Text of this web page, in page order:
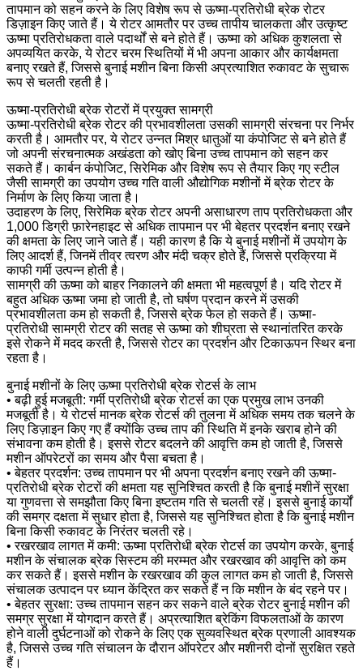
तापमान को सहन करने के लिए विशेष रूप से ऊष्मा-प्रतिरोधी ब्रेक रोटर
डिज़ाइन किए जाते हैं। ये रोटर आमतौर पर उच्च तापीय चालकता और उत्कृष्ट
ऊष्मा प्रतिरोधकता वाले पदार्थों से बने होते हैं। ऊष्मा को अधिक कुशलता से
अपव्ययित करके, ये रोटर चरम स्थितियों में भी अपना आकार और कार्यक्षमता
बनाए रखते हैं, जिससे बुनाई मशीन बिना किसी अप्रत्याशित रुकावट के सुचारू
रूप से चलती रहती है।
ऊष्मा-प्रतिरोधी ब्रेक रोटरों में प्रयुक्त सामग्री
ऊष्मा-प्रतिरोधी ब्रेक रोटर की प्रभावशीलता उसकी सामग्री संरचना पर निर्भर
करती है। आमतौर पर, ये रोटर उन्नत मिश्र धातुओं या कंपोजिट से बने होते हैं
जो अपनी संरचनात्मक अखंडता को खोए बिना उच्च तापमान को सहन कर
सकते हैं। कार्बन कंपोजिट, सिरेमिक और विशेष रूप से तैयार किए गए स्टील
जैसी सामग्री का उपयोग उच्च गति वाली औद्योगिक मशीनों में ब्रेक रोटर के
निर्माण के लिए किया जाता है।
उदाहरण के लिए, सिरेमिक ब्रेक रोटर अपनी असाधारण ताप प्रतिरोधकता और
1,000 डिग्री फ़ारेनहाइट से अधिक तापमान पर भी बेहतर प्रदर्शन बनाए रखने
की क्षमता के लिए जाने जाते हैं। यही कारण है कि ये बुनाई मशीनों में उपयोग के
लिए आदर्श हैं, जिनमें तीव्र त्वरण और मंदी चक्र होते हैं, जिससे प्रक्रिया में
काफी गर्मी उत्पन्न होती है।
सामग्री की ऊष्मा को बाहर निकालने की क्षमता भी महत्वपूर्ण है। यदि रोटर में
बहुत अधिक ऊष्मा जमा हो जाती है, तो घर्षण प्रदान करने में उसकी
प्रभावशीलता कम हो सकती है, जिससे ब्रेक फेल हो सकते हैं। ऊष्मा-
प्रतिरोधी सामग्री रोटर की सतह से ऊष्मा को शीघ्रता से स्थानांतरित करके
इसे रोकने में मदद करती है, जिससे रोटर का प्रदर्शन और टिकाऊपन स्थिर बना
रहता है।
बुनाई मशीनों के लिए ऊष्मा प्रतिरोधी ब्रेक रोटर्स के लाभ
• बढ़ी हुई मजबूती: गर्मी प्रतिरोधी ब्रेक रोटर्स का एक प्रमुख लाभ उनकी
मजबूती है। ये रोटर्स मानक ब्रेक रोटर्स की तुलना में अधिक समय तक चलने के
लिए डिज़ाइन किए गए हैं क्योंकि उच्च ताप की स्थिति में इनके खराब होने की
संभावना कम होती है। इससे रोटर बदलने की आवृत्ति कम हो जाती है, जिससे
मशीन ऑपरेटरों का समय और पैसा बचता है।
• बेहतर प्रदर्शन: उच्च तापमान पर भी अपना प्रदर्शन बनाए रखने की ऊष्मा-
प्रतिरोधी ब्रेक रोटरों की क्षमता यह सुनिश्चित करती है कि बुनाई मशीनें सुरक्षा
या गुणवत्ता से समझौता किए बिना इष्टतम गति से चलती रहें। इससे बुनाई कार्यों
की समग्र दक्षता में सुधार होता है, जिससे यह सुनिश्चित होता है कि बुनाई मशीन
बिना किसी रुकावट के निरंतर चलती रहे।
• रखरखाव लागत में कमी: ऊष्मा प्रतिरोधी ब्रेक रोटर्स का उपयोग करके, बुनाई
मशीन के संचालक ब्रेक सिस्टम की मरम्मत और रखरखाव की आवृत्ति को कम
कर सकते हैं। इससे मशीन के रखरखाव की कुल लागत कम हो जाती है, जिससे
संचालक उत्पादन पर ध्यान केंद्रित कर सकते हैं न कि मशीन के बंद रहने पर।
• बेहतर सुरक्षा: उच्च तापमान सहन कर सकने वाले ब्रेक रोटर बुनाई मशीन की
समग्र सुरक्षा में योगदान करते हैं। अप्रत्याशित ब्रेकिंग विफलताओं के कारण
होने वाली दुर्घटनाओं को रोकने के लिए एक सुव्यवस्थित ब्रेक प्रणाली आवश्यक
है, जिससे उच्च गति संचालन के दौरान ऑपरेटर और मशीनरी दोनों सुरक्षित रहते
हैं।